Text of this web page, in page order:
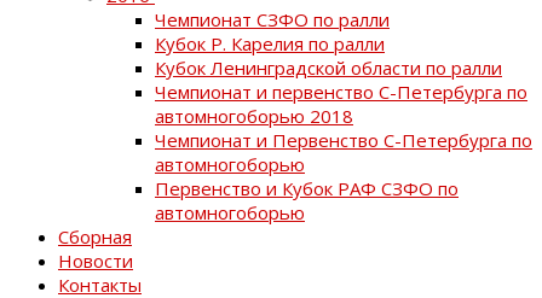
Чемпионат СЗФО по ралли
Кубок Р. Карелия по ралли
Кубок Ленинградской области по ралли
Чемпионат и первенство С-Петербурга по
автомногоборью 2018
Чемпионат и Первенство С-Петербурга по
автомногоборью
Первенство и Кубок РАФ СЗФО по
автомногоборью
Сборная
Новости
Контакты